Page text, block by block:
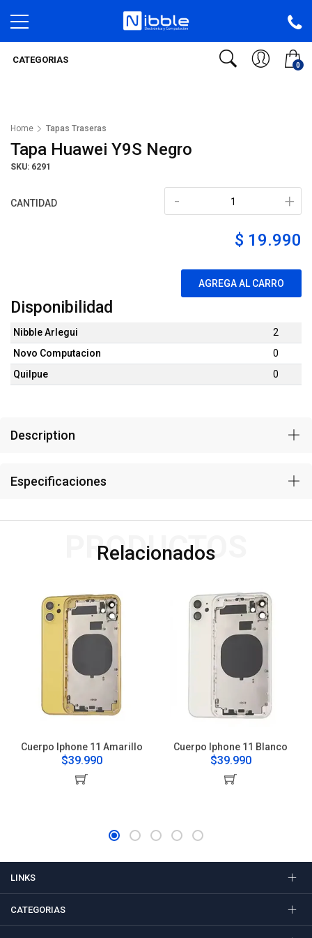
0
CATEGORIAS
Home Tapas Traseras
Tapa Huawei Y9S Negro
SKU: 6291
CANTIDAD +
-
$ 19.990
AGREGA AL CARRO
Disponibilidad
Nibble Arlegui
2
Novo Computacion
0
Quilpue
0
Description
Especificaciones
Relacionados
PRODUCTOS
Cuerpo Iphone 11 Amarillo
$39.990
Cuerpo Iphone 11 Blanco
$39.990
LINKS
CATEGORIAS